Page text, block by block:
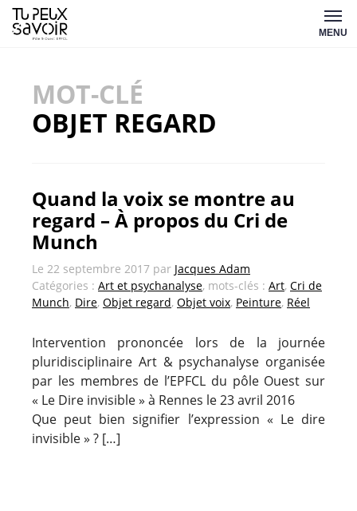
Aller
au
MENU
MOT-CLÉ
OBJET REGARD
Quand la voix se montre au
regard – À propos du Cri de
Munch
Le 22 septembre 2017 par Jacques Adam
Catégories : Art et psychanalyse, mots-clés : Art, Cri de
Munch, Dire, Objet regard, Objet voix, Peinture, Réel
Intervention prononcée lors de la journée
pluridisciplinaire Art & psychanalyse organisée
par les membres de l’EPFCL du pôle Ouest sur
« Le Dire invisible » à Rennes le 23 avril 2016
Que peut bien signifier l’expression « Le dire
invisible » ? […]